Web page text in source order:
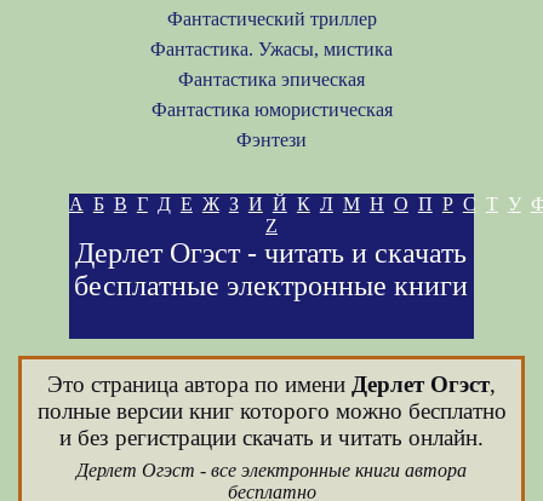
Фантастический триллер
Фантастика. Ужасы, мистика
Фантастика эпическая
Фантастика юмористическая
Фэнтези
А Б В Г Д Е Ж З И Й К Л М Н О П Р С Т У
Z
Дерлет Огэст - читать и скачать
бесплатные электронные книги
Это страница автора по имени Дерлет Огэст,
полные версии книг которого можно бесплатно
и без регистрации скачать и читать онлайн.
Дерлет Огэст - все электронные книги автора
бесплатно